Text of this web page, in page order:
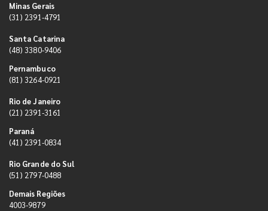
Minas Gerais
(31) 2391-4791
Santa Catarina
(48) 3380-9406
Pernambuco
(81) 3264-0921
Rio de Janeiro
(21) 2391-3161
Paraná
(41) 2391-0834
Rio Grande do Sul
(51) 2797-0488
Demais Regiões
4003-9879